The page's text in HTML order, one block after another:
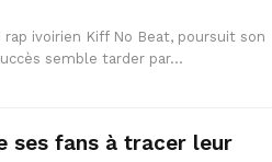
ivoirien Kiff No Beat, poursuit son
semble tarder par…
ses fans à tracer leur